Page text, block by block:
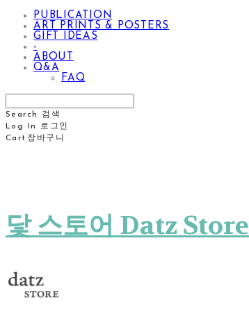
PUBLICATION
ART PRINTS & POSTERS
GIFT IDEAS
-
ABOUT
Q&A
FAQ
Search
검색
Log In
로그인
Cart 장바구니
닻 스토어 Datz Store